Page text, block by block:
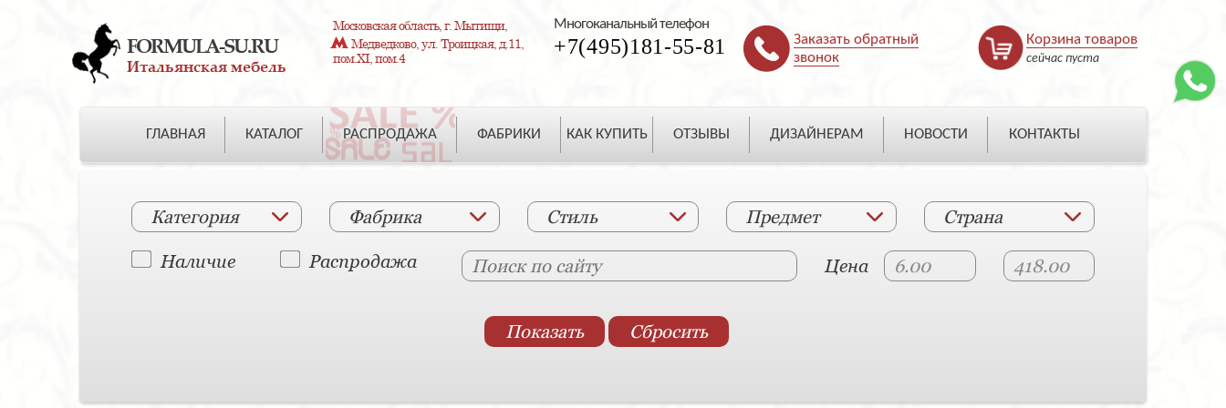
FORMULA-SU.RU
Итальянская мебель
Московская область, г. Мытищи,
Медведково, ул. Троицкая, д.11,
пом.XI, пом.4
Многоканальный телефон
+7(495)181-55-81
Заказать обратный
звонок
Корзина товаров
сейчас пуста
ГЛАВНАЯ КАТАЛОГ РАСПРОДАЖА ФАБРИКИ КАК КУПИТЬ ОТЗЫВЫ ДИЗАЙНЕРАМ НОВОСТИ КОНТАКТЫ
Категория Фабрика Стиль Предмет Страна
Наличие Распродажа Цена